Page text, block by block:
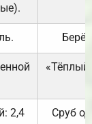
«Тёплый
2,4
Сруб